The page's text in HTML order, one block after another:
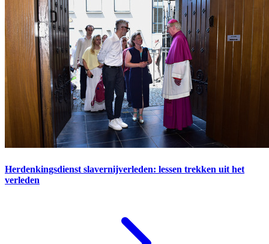
Herdenkingsdienst slavernijverleden: lessen trekken uit het
verleden